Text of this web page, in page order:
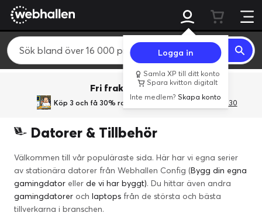
Logga in
Samla XP till ditt konto
Spara kvitton digitalt
Inte medlem?Skapa konto
Fri frakt över 800 kr.
Köp 3 och få 30% rabatt med rabattkoden 3Gives30
Datorer & Tillbehör
Välkommen till vår populäraste sida. Här har vi egna serier
av stationära datorer från Webhallen Config (Bygg din egna
gamingdator eller de vi har byggt). Du hittar även andra
gamingdatorer och laptops från de största och bästa
tillverkarna i branschen.